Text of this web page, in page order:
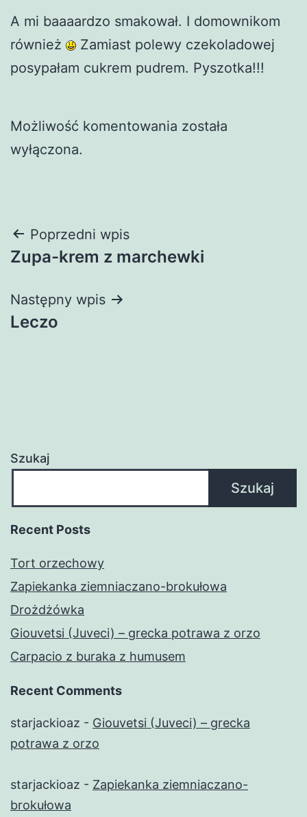
A mi baaaardzo smakował. I domownikom
również
Zamiast polewy czekoladowej
posypałam cukrem pudrem. Pyszotka!!!
Możliwość komentowania została
wyłączona.
Nawigacja
wpisu
Poprzedni wpis
Zupa-krem z marchewki
Następny wpis
Leczo
Szukaj
Szukaj
Recent Posts
Tort orzechowy
Zapiekanka ziemniaczano-brokułowa
Drożdżówka
Giouvetsi (Juveci) – grecka potrawa z orzo
Carpacio z buraka z humusem
Recent Comments
starjackioaz - Giouvetsi (Juveci) – grecka
potrawa z orzo
starjackioaz - Zapiekanka ziemniaczano-
brokułowa